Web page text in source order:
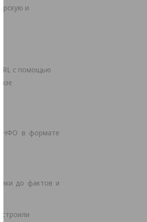
и
с помощью
НФО в формате
до фактов и